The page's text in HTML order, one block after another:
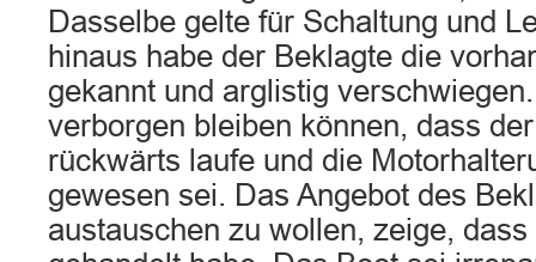
Dasselbe gelte für Schaltung und
hinaus habe der Beklagte die
gekannt und arglistig
verborgen bleiben können, dass
rückwärts laufe und die
gewesen sei. Das Angebot des
austauschen zu wollen, zeige,